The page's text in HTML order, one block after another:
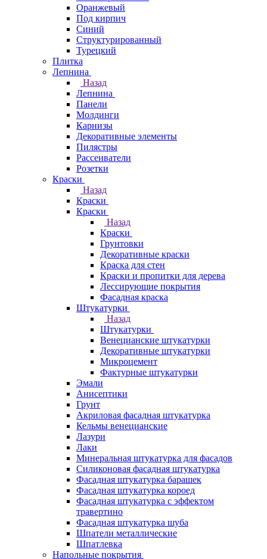
Оранжевый
Под кирпич
Синий
Структурированный
Турецкий
Плитка
Лепнина
Назад
Лепнина
Панели
Молдинги
Карнизы
Декоративные элементы
Пилястры
Рассеиватели
Розетки
Краски
Назад
Краски
Краски
Назад
Краски
Грунтовки
Декоративные краски
Краска для стен
Краски и пропитки для дерева
Лессирующие покрытия
Фасадная краска
Штукатурки
Назад
Штукатурки
Венецианские штукатурки
Декоративные штукатурки
Микроцемент
Фактурные штукатурки
Эмали
Анисептики
Грунт
Акриловая фасадная штукатурка
Кельмы венецианские
Лазури
Лаки
Минеральная штукатурка для фасадов
Силиконовая фасадная штукатурка
Фасадная штукатурка барашек
Фасадная штукатурка короед
Фасадная штукатурка с эффектом
травертино
Фасадная штукатурка шуба
Шпатели металлические
Шпатлевка
Напольные покрытия